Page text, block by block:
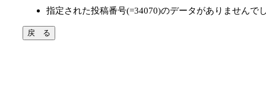
指定された投稿番号(=34070)のデータがありませんで